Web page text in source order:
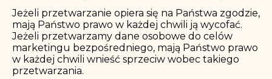
Jeżeli przetwarzanie opiera się na Państwa zgodzie,
mają Państwo prawo w każdej chwili ją wycofać.
Jeżeli przetwarzamy dane osobowe do celów
marketingu bezpośredniego, mają Państwo prawo
w każdej chwili wnieść sprzeciw wobec takiego
przetwarzania.